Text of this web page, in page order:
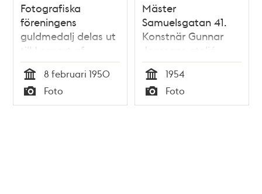
Fotografiska
föreningens
guldmedalj delas ut
till Lennart af
Petersén
Tid
8 februari 1950
Typ
Foto
Mäster
Samuelsgatan 41.
Konstnär Gunnar
Jonssons ateljé
Tid
1954
Typ
Foto